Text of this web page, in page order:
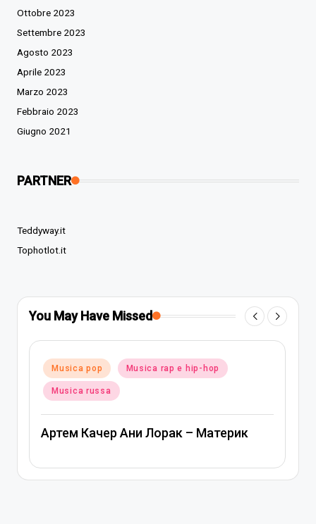
Ottobre 2023
Settembre 2023
Agosto 2023
Aprile 2023
Marzo 2023
Febbraio 2023
Giugno 2021
PARTNER
Teddyway.it
Tophotlot.it
You May Have Missed
e hip-hop
– Материк
PostedMusica pop